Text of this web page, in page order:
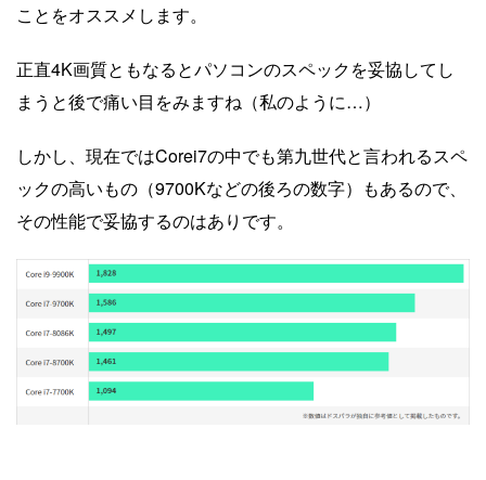
ことをオススメします。
正直4K画質ともなるとパソコンのスペックを妥協してし
まうと後で痛い目をみますね（私のように…）
しかし、現在ではCorei7の中でも第九世代と言われるスペ
ックの高いもの（9700Kなどの後ろの数字）もあるので、
その性能で妥協するのはありです。